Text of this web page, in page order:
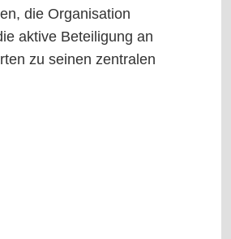
die Organisation
aktive Beteiligung an
zu seinen zentralen